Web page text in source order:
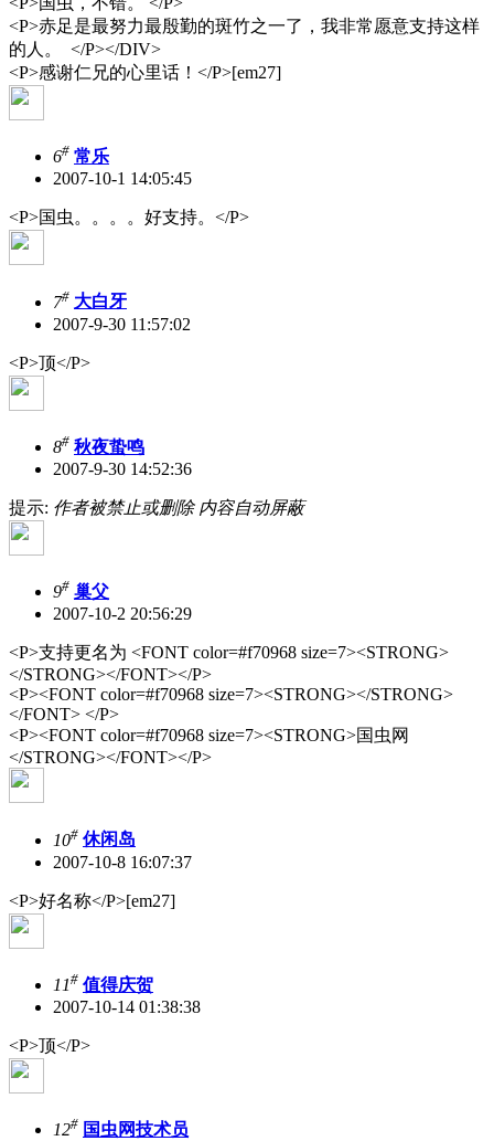
<P>赤足是最努力最殷勤的斑竹之一了，我非常愿意支持这样
的人。 </P></DIV>
<P>感谢仁兄的心里话！</P>[em27]
6# 常乐
2007-10-1 14:05:45
<P>国虫。。。。好支持。</P>
7# 大白牙
2007-9-30 11:57:02
<P>顶</P>
8# 秋夜蛰鸣
2007-9-30 14:52:36
提示: 作者被禁止或删除 内容自动屏蔽
9# 巢父
2007-10-2 20:56:29
<P>支持更名为 <FONT color=#f70968 size=7><STRONG>
</STRONG></FONT></P>
<P><FONT color=#f70968 size=7><STRONG></STRONG>
</FONT> </P>
<P><FONT color=#f70968 size=7><STRONG>国虫网
</STRONG></FONT></P>
10# 休闲岛
2007-10-8 16:07:37
<P>好名称</P>[em27]
11# 值得庆贺
2007-10-14 01:38:38
<P>顶</P>
12# 国虫网技术员